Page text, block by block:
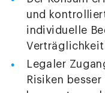
und
individuelle
Legaler
Risiken